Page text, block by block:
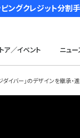
ングクレジット分割
ア／イベント ニュー
ダイバー」のデザインを継